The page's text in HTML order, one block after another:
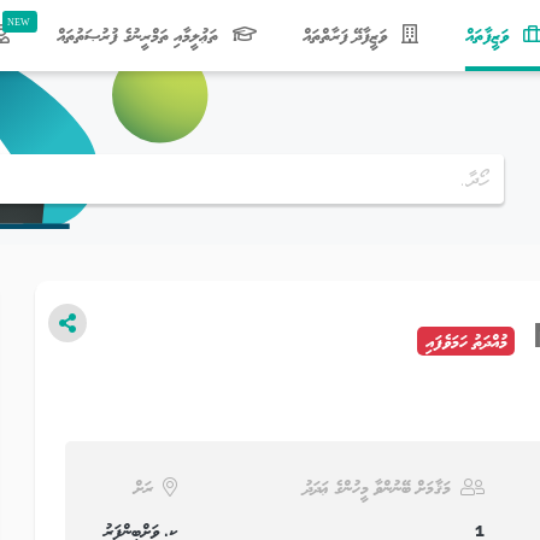
ވަޒީފާތައް
(current) ވަޒީފާދޭ ފަރާތްތައް ތަޢުލީމާއި ތަމްރީނުގެ ފުރުޞަތުތައް
މުއްދަތު ހަމަވެފައި
މަޤާމަށް ބޭނުންވާ މީހުންގެ ޢަދަދު
1
ރަށް
ކ. ވަށްބިންފަރު